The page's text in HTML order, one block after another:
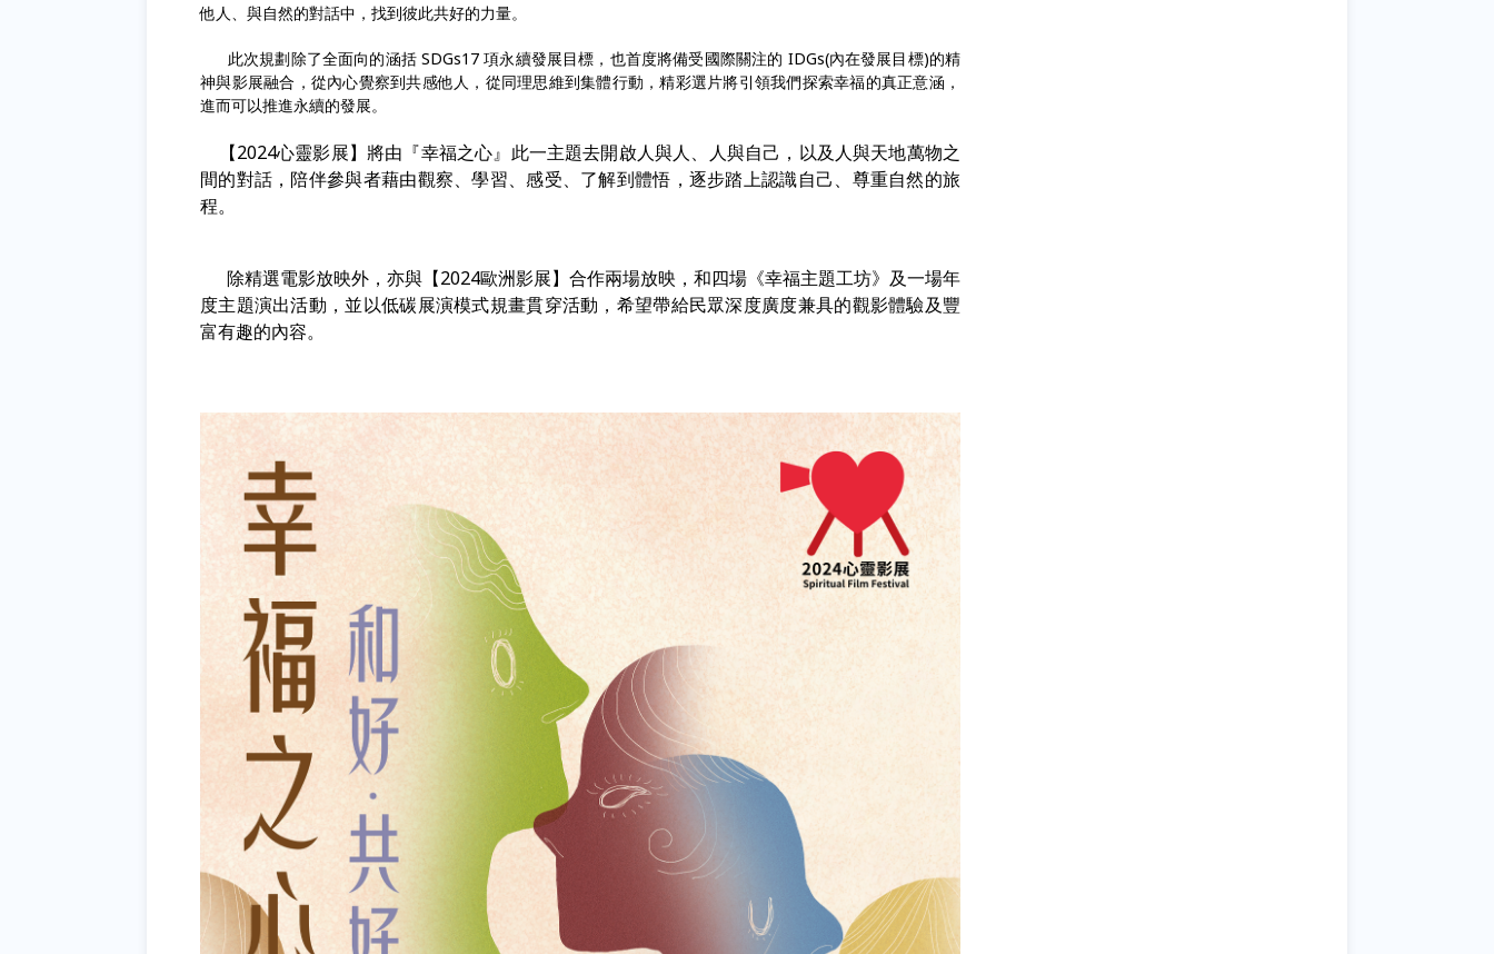
他人、與自然的對話中，找到彼此共好的力量。
此次規劃除了全面向的涵括 SDGs17 項永續發展目標，也首度將備受國際關注的 IDGs(內在發展目標)的精
神與影展融合，從內心覺察到共感他人，從同理思維到集體行動，精彩選片將引領我們探索幸福的真正意涵，
進而可以推進永續的發展。
【2024心靈影展】將由『幸福之心』此一主題去開啟人與人、人與自己，以及人與天地萬物之
間的對話，陪伴參與者藉由觀察、學習、感受、了解到體悟，逐步踏上認識自己、尊重自然的旅
程。
除精選電影放映外，亦與【2024歐洲影展】合作兩場放映，和四場《幸福主題工坊》及一場年
度主題演出活動，並以低碳展演模式規畫貫穿活動，希望帶給民眾深度廣度兼具的觀影體驗及豐
富有趣的內容。